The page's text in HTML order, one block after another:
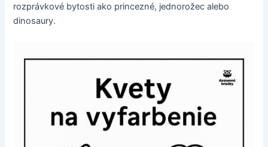
rozprávkové bytosti ako princezné, jednorožec alebo
dinosaury.